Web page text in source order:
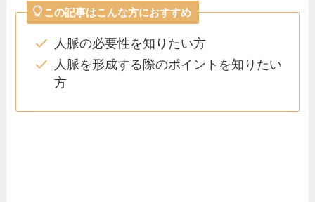
この記事はこんな方におすすめ
人脈の必要性を知りたい方
人脈を形成する際のポイントを知りたい
方